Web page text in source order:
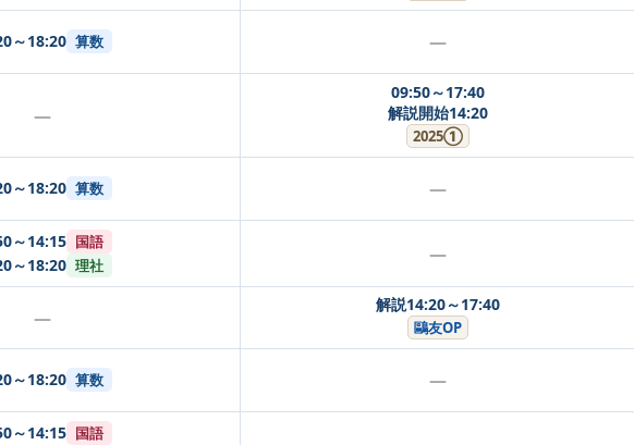
～18:20 算数 —
—
09:50～17:40
解説開始14:20
2025①
～18:20 算数 —
～14:15 国語
～18:20 理社 —
—
解説14:20～17:40
鷗友OP
～18:20 算数 —
～14:15 国語